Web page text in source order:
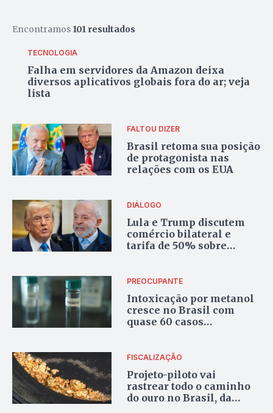
Encontramos 101 resultados
TECNOLOGIA
Falha em servidores da Amazon deixa
diversos aplicativos globais fora do ar; veja
lista
FALTOU DIZER
Brasil retoma sua posição
de protagonista nas
relações com os EUA
DIÁLOGO
Lula e Trump discutem
comércio bilateral e
tarifa de 50% sobre
PREOCUPANTE
Intoxicação por metanol
cresce no Brasil com
quase 60 casos
FISCALIZAÇÃO
Projeto-piloto vai
rastrear todo o caminho
do ouro no Brasil, da